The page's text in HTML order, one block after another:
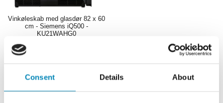
Consent Details About
Vinkøleskab med glasdør 82 x 60
cm - Siemens iQ500 -
KU21WAHG0
12.176,06